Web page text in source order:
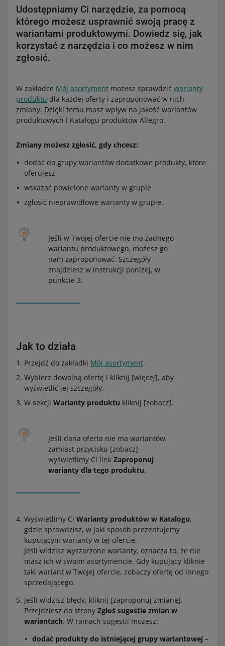
Udostępniamy Ci narzędzie, za pomocą
którego możesz usprawnić swoją pracę z
wariantami produktowymi. Dowiedz się, jak
korzystać z narzędzia i co możesz w nim
zgłosić.
W zakładce Mój asortyment możesz sprawdzić warianty
produktu dla każdej oferty i zaproponować w nich
zmiany. Dzięki temu masz wpływ na jakość wariantów
produktowych i Katalogu produktów Allegro.
Zmiany możesz zgłosić, gdy chcesz:
dodać do grupy wariantów dodatkowe produkty, które
oferujesz
wskazać powielone warianty w grupie
zgłosić nieprawidłowe warianty w grupie.
Jeśli w Twojej ofercie nie ma żadnego
wariantu produktowego, możesz go
nam zaproponować. Szczegóły
znajdziesz w instrukcji poniżej, w
punkcie 3.
Jak to działa
Przejdź do zakładki Mój asortyment.
Wybierz dowolną ofertę i kliknij [więcej], aby
wyświetlić jej szczegóły.
W sekcji Warianty produktu kliknij [zobacz].
Jeśli dana oferta nie ma wariantów,
zamiast przycisku [zobacz]
wyświetlimy Ci link Zaproponuj
warianty dla tego produktu.
Wyświetlimy Ci Warianty produktów w Katalogu,
gdzie sprawdzisz, w jaki sposób prezentujemy
kupującym warianty w tej ofercie.
Jeśli widzisz wyszarzone warianty, oznacza to, że nie
masz ich w swoim asortymencie. Gdy kupujący kliknie
taki wariant w Twojej ofercie, zobaczy ofertę od innego
sprzedającego.
Jeśli widzisz błędy, kliknij [zaproponuj zmianę].
Przejdziesz do strony Zgłoś sugestie zmian w
wariantach. W ramach sugestii możesz:
dodać produkty do istniejącej grupy wariantowej –